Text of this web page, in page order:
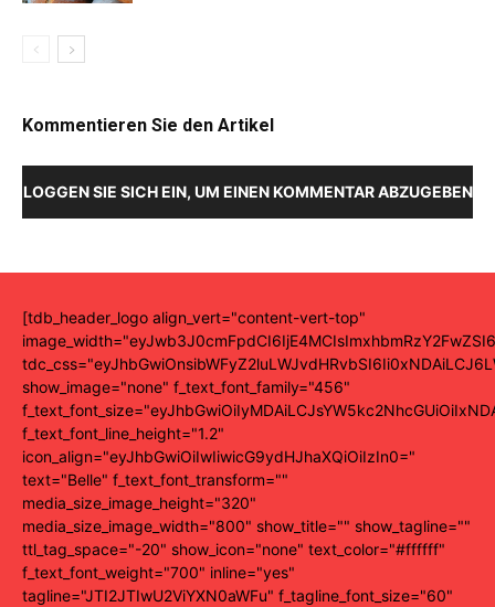
Kommentieren Sie den Artikel
LOGGEN SIE SICH EIN, UM EINEN KOMMENTAR ABZUGEBEN
[tdb_header_logo align_vert="content-vert-top"
show_image="none" f_text_font_family="456"
f_text_font_line_height="1.2"
icon_align="eyJhbGwiOiIwIiwicG9ydHJhaXQiOiIzIn0="
text="Belle" f_text_font_transform=""
media_size_image_height="320"
media_size_image_width="800" show_title="" show_tagline=""
ttl_tag_space="-20" show_icon="none" text_color="#ffffff"
f_text_font_weight="700" inline="yes"
tagline="JTI2JTIwU2ViYXN0aWFu" f_tagline_font_size="60"